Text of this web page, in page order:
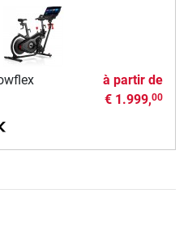
à partir de
€ 1.999,00